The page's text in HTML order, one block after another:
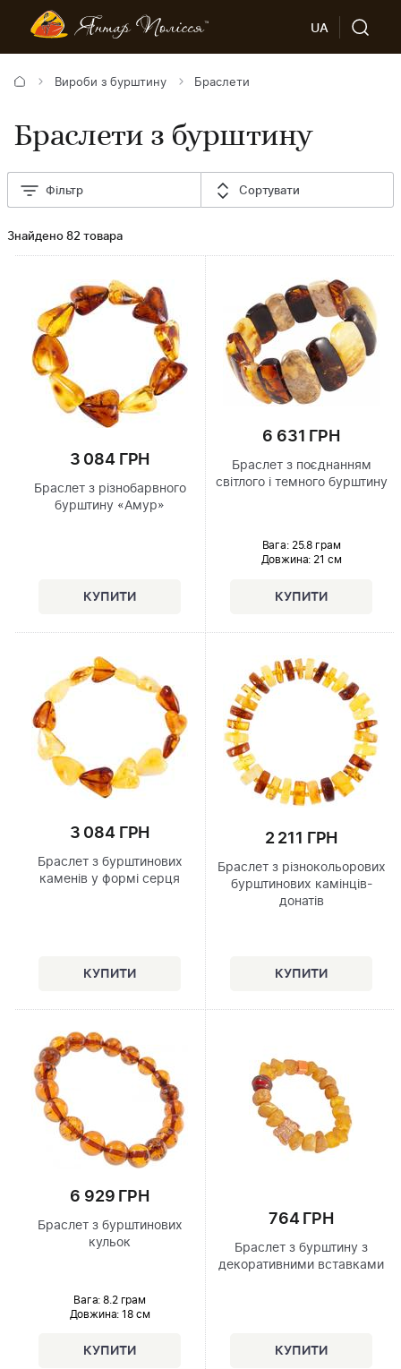
UA
Вироби з бурштину Браслети
Браслети з бурштину
Фільтр Сортувати
Знайдено 82 товара
3 084 ГРН
Браслет з різнобарвного
бурштину «Амур»
6 631 ГРН
Браслет з поєднанням
світлого і темного бурштину
Вага: 25.8 грам
Довжина: 21 см
3 084 ГРН
Браслет з бурштинових
каменів у формі серця
2 211 ГРН
Браслет з різнокольорових
бурштинових камінців-
донатів
6 929 ГРН
Браслет з бурштинових
кульок
Вага: 8.2 грам
Довжина: 18 см
764 ГРН
Браслет з бурштину з
декоративними вставками